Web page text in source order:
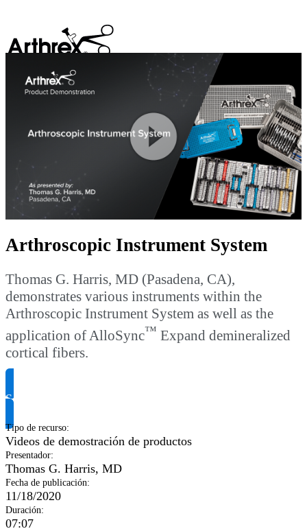
Play
Video
Arthroscopic Instrument System
Thomas G. Harris, MD (Pasadena, CA),
demonstrates various instruments within the
Arthroscopic Instrument System as well as the
application of AlloSync™ Expand demineralized
cortical fibers.
Solicitar información del producto
Tipo de recurso:
Videos de demostración de productos
Presentador:
Thomas G. Harris, MD
Fecha de publicación:
11/18/2020
Duración:
07:07